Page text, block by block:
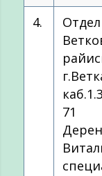
4.
71